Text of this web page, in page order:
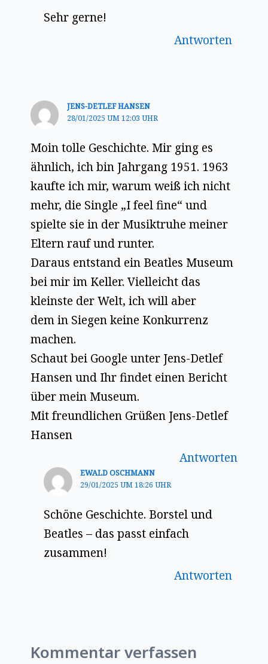
Sehr gerne!
Antworten
JENS-DETLEF HANSEN
28/01/2025 UM 12:03 UHR
Moin tolle Geschichte. Mir ging es
ähnlich, ich bin Jahrgang 1951. 1963
kaufte ich mir, warum weiß ich nicht
mehr, die Single „I feel fine“ und
spielte sie in der Musiktruhe meiner
Eltern rauf und runter.
Daraus entstand ein Beatles Museum
bei mir im Keller. Vielleicht das
kleinste der Welt, ich will aber
dem in Siegen keine Konkurrenz
machen.
Schaut bei Google unter Jens-Detlef
Hansen und Ihr findet einen Bericht
über mein Museum.
Mit freundlichen Grüßen Jens-Detlef
Hansen
Antworten
EWALD OSCHMANN
29/01/2025 UM 18:26 UHR
Schöne Geschichte. Borstel und
Beatles – das passt einfach
zusammen!
Antworten
Kommentar verfassen